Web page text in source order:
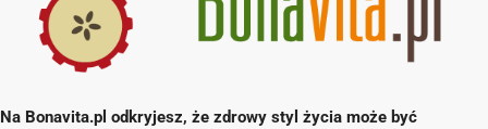
Na Bonavita.pl odkryjesz, że zdrowy styl życia może być